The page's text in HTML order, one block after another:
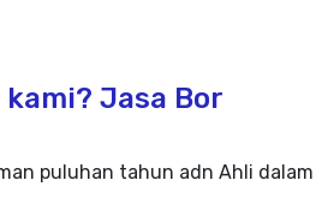
Jasa Bor
puluhan tahun adn Ahli dalam